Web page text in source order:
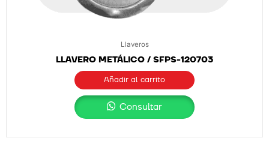
Llaveros
LLAVERO METÁLICO / SFPS-120703
Añadir al carrito
Consultar